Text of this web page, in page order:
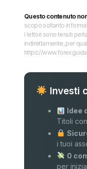
Questo contenuto
scopo soltanto
I lettori sono tenuti
indirettamente, per
https://
Investi
Idee
Titoli
i tuoi
0
per